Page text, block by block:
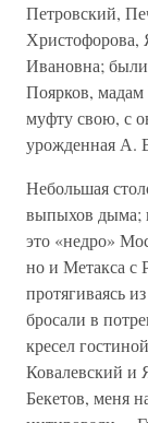
Петровский,
Христофорова,
Ивановна;
Поярков, мадам
муфту свою, с
урожденная А.
Небольшая
выпыхов дыма;
это «недро»
но и Метакса с
протягиваясь
бросали в
кресел
Ковалевский и
Бекетов, меня